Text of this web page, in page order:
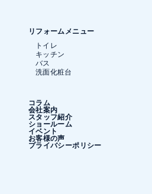
リフォームメニュー
トイレ
キッチン
バス
洗面化粧台
コラム
会社案内
スタッフ紹介
ショールーム
イベント
お客様の声
プライバシーポリシー